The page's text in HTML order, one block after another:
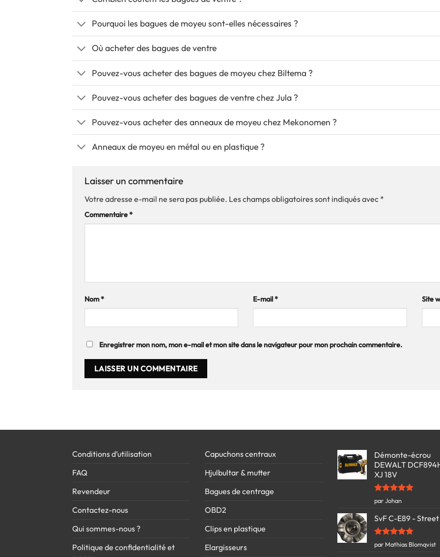
Pourquoi les bagues de moyeu sont-elles nécessaires ?
Où acheter des bagues de ventre
Pouvez-vous acheter des bagues de moyeu chez Biltema ?
Pouvez-vous acheter des bagues de ventre chez Jula ?
Pouvez-vous acheter des anneaux de moyeu chez Mekonomen ?
Anneaux de moyeu en métal ou en plastique ?
Laisser un commentaire
Votre adresse e-mail ne sera pas publiée. Les champs obligatoires sont indiqués avec *
Commentaire*
Nom* E-mail* Site
Enregistrer mon nom, mon e-mail et mon site dans le navigateur pour mon prochain commentaire.
Conditions d’utilisation
FAQ
Revendeur
Contactez-nous
Qui sommes-nous ?
Politique de confidentialité et
Capuchons centraux
Hjulbultar & mutter
Bagues de centrage
OBD2
Clips en plastique
Elargisseurs
Démonte-écrou
DEWALT
XJ 18V
Note5sur
5
par Johan
SvF C-E89 - Street
Note5sur
5
par Mathias Blomqvist